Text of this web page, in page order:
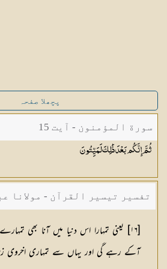
پچھلا صفحہ
سورة المؤمنون - آیت 15
ثُمَّ إِنَّكُم بَعْدَ ذَٰلِكَلَمَيِّتُونَ
تفسیر تیسیر القرآن - مولانا
[١٦] یعنی تمہارا اس دنیا میں آنا بھی
آکے رہے گی اور یہاں سے تمہاری اخروی